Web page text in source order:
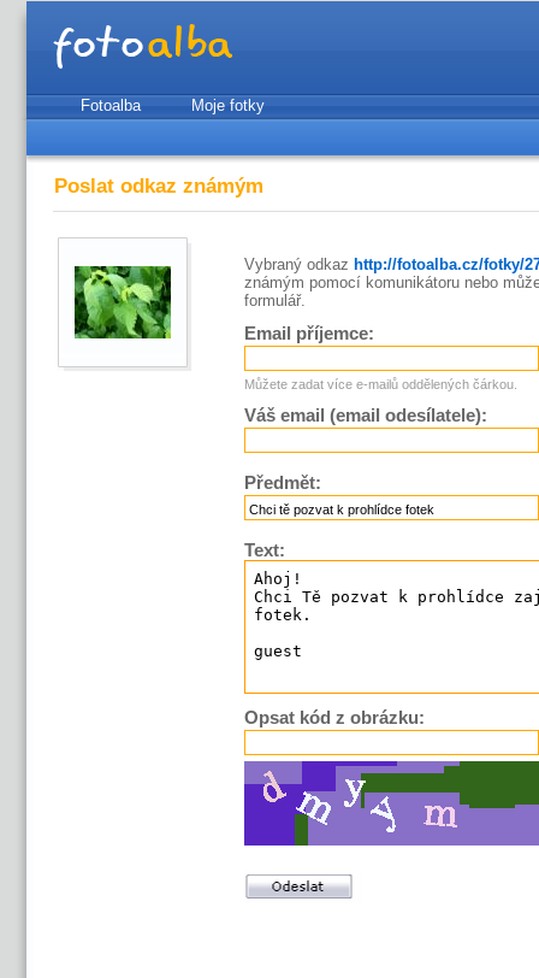
Fotoalba Moje fotky
Poslat odkaz známým
Vybraný odkaz http://fotoalba.cz/fotky/
známým pomocí komunikátoru nebo
formulář.
Email příjemce:
Můžete zadat více e-mailů oddělených čárkou.
Váš email (email odesílatele):
Předmět:
Text:
Opsat kód z obrázku: